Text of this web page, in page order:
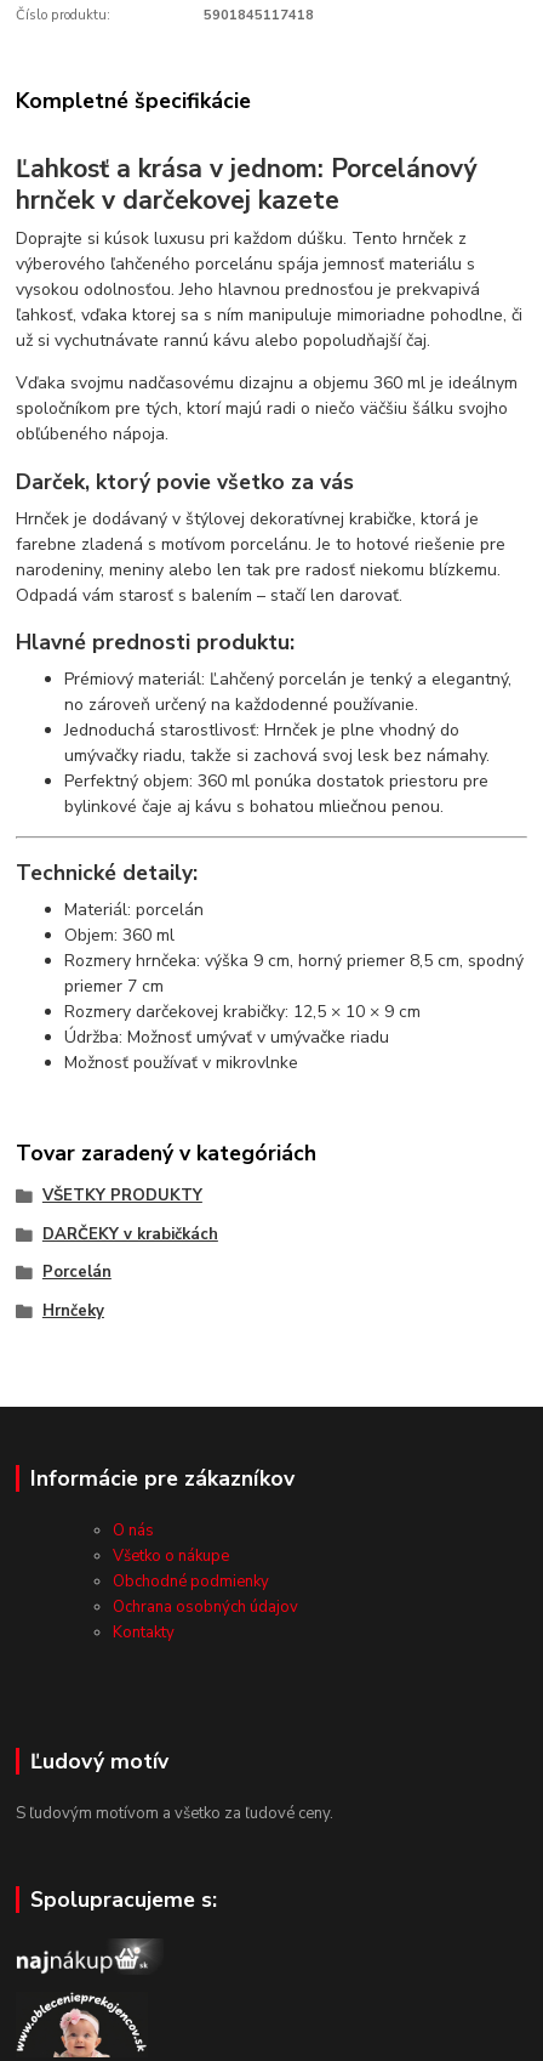
Číslo produktu: 5901845117418
Kompletné špecifikácie
Ľahkosť a krása v jednom: Porcelánový
hrnček v darčekovej kazete
Doprajte si kúsok luxusu pri každom dúšku. Tento hrnček z
výberového ľahčeného porcelánu spája jemnosť materiálu s
vysokou odolnosťou. Jeho hlavnou prednosťou je prekvapivá
ľahkosť, vďaka ktorej sa s ním manipuluje mimoriadne pohodlne, či
už si vychutnávate rannú kávu alebo popoludňajší čaj.
Vďaka svojmu nadčasovému dizajnu a objemu 360 ml je ideálnym
spoločníkom pre tých, ktorí majú radi o niečo väčšiu šálku svojho
obľúbeného nápoja.
Darček, ktorý povie všetko za vás
Hrnček je dodávaný v štýlovej dekoratívnej krabičke, ktorá je
farebne zladená s motívom porcelánu. Je to hotové riešenie pre
narodeniny, meniny alebo len tak pre radosť niekomu blízkemu.
Odpadá vám starosť s balením – stačí len darovať.
Hlavné prednosti produktu:
Prémiový materiál: Ľahčený porcelán je tenký a elegantný,
no zároveň určený na každodenné používanie.
Jednoduchá starostlivosť: Hrnček je plne vhodný do
umývačky riadu, takže si zachová svoj lesk bez námahy.
Perfektný objem: 360 ml ponúka dostatok priestoru pre
bylinkové čaje aj kávu s bohatou mliečnou penou.
Technické detaily:
Materiál: porcelán
Objem: 360 ml
Rozmery hrnčeka: výška 9 cm, horný priemer 8,5 cm, spodný
priemer 7 cm
Rozmery darčekovej krabičky: 12,5 × 10 × 9 cm
Údržba: Možnosť umývať v umývačke riadu
Možnosť používať v mikrovlnke
Tovar zaradený v kategóriách
VŠETKY PRODUKTY
DARČEKY v krabičkách
Porcelán
Hrnčeky
Informácie pre zákazníkov
O nás
Všetko o nákupe
Obchodné podmienky
Ochrana osobných údajov
Kontakty
Ľudový motív
S ľudovým motívom a všetko za ľudové ceny.
Spolupracujeme s: